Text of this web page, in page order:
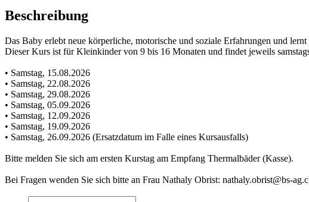
Beschreibung
Das Baby erlebt neue körperliche, motorische und soziale Erfahrungen und
Dieser Kurs ist für Kleinkinder von 9 bis 16 Monaten und findet jeweils
• Samstag, 15.08.2026
• Samstag, 22.08.2026
• Samstag, 29.08.2026
• Samstag, 05.09.2026
• Samstag, 12.09.2026
• Samstag, 19.09.2026
• Samstag, 26.09.2026 (Ersatzdatum im Falle eines Kursausfalls)
Bitte melden Sie sich am ersten Kurstag am Empfang Thermalbäder (Kasse).
Bei Fragen wenden Sie sich bitte an Frau Nathaly Obrist: nathaly.obrist@bs-